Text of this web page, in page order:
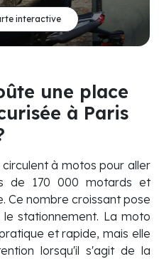
interactive
une place
à Paris
circulent à motos pour aller
de 170 000 motards et
Ce nombre croissant pose
stationnement. La moto
et rapide, mais elle
lorsqu'il s'agit de la